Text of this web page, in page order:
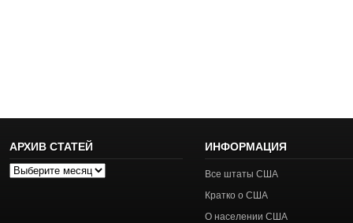
АРХИВ СТАТЕЙ
Архив
ИНФОРМАЦИЯ
Все штаты США
Кратко о США
О населении США